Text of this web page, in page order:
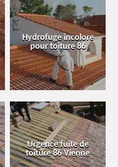
Hydrofuge incolore
pour toiture 86
Urgence fuite de
toiture 86 Vienne